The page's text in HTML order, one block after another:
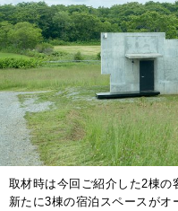
取材時は今回ご紹介した2棟の
新たに3棟の宿泊スペースがオ